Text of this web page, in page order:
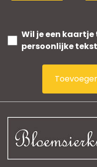
Wil je een
persoonlijke